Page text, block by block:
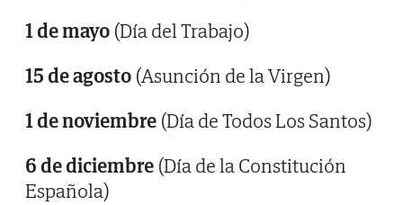
1 de mayo (Día del Trabajo)
15 de agosto (Asunción de la Virgen)
1 de noviembre (Día de Todos Los Santos)
6 de diciembre (Día de la Constitución
Española)